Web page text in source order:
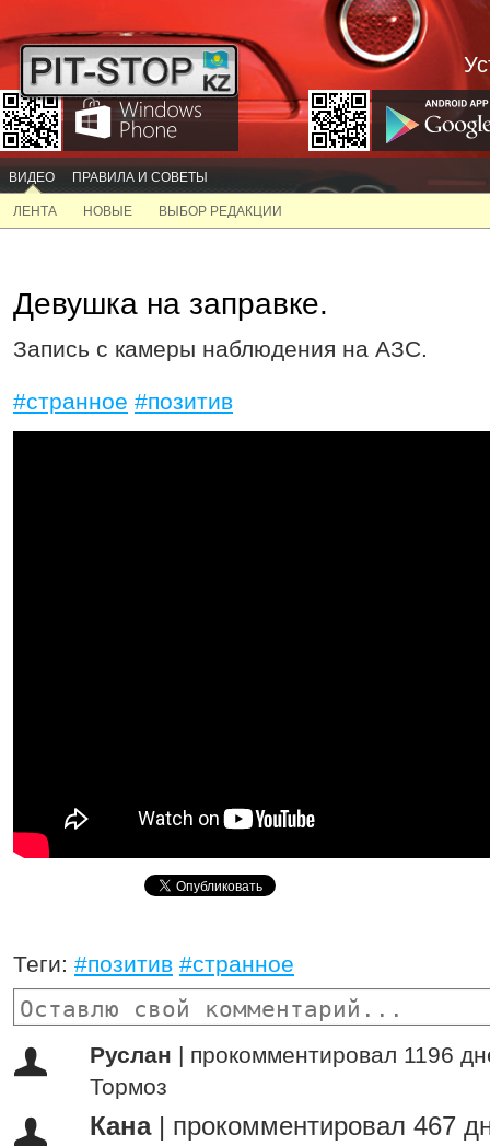
ВИДЕО ПРАВИЛА И СОВЕТЫ
ЛЕНТА НОВЫЕ ВЫБОР РЕДАКЦИИ
Девушка на заправке.
Запись с камеры наблюдения на АЗС.
#странное #позитив
Теги: #позитив #странное
Руслан | прокомментировал 1196
Тормоз
Кана| прокомментировал 467